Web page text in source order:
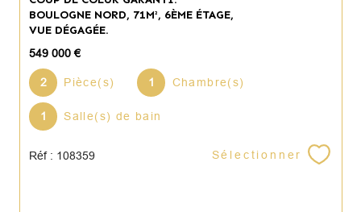
BOULOGNE NORD, 71M², 6ÈME ÉTAGE,
VUE DÉGAGÉE.
549 000 €
2 Pièce(s) 1 Chambre(s)
1 Salle(s) de bain
Réf : 108359 Sélectionner